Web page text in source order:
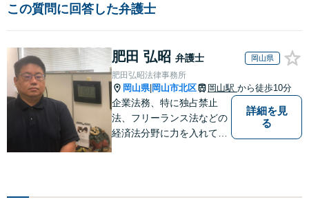
この質問に回答した弁護士
肥田 弘昭 弁護士 岡山県
肥田弘昭法律事務所
岡山県| 岡山市北区 岡山駅 から徒歩10分
企業法務、特に独占禁止
法、フリーランス法などの
経済法分野に力を入れてい
詳細を見
る